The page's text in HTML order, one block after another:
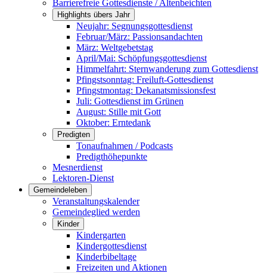
Barrierefreie Gottesdienste / Altenbeichten
Highlights übers Jahr
Neujahr: Segnungsgottesdienst
Februar/März: Passionsandachten
März: Weltgebetstag
April/Mai: Schöpfungsgottes­dienst
Himmelfahrt: Sternwanderung zum Gottesdienst
Pfingstsonntag: Freiluft-Gottesdienst
Pfingstmontag: Dekanatsmissionsfest
Juli: Gottesdienst im Grünen
August: Stille mit Gott
Oktober: Erntedank
Predigten
Tonaufnahmen / Podcasts
Predigthöhepunkte
Mesnerdienst
Lektoren-Dienst
Gemeindeleben
Veranstaltungskalender
Gemeindeglied werden
Kinder
Kindergarten
Kindergottesdienst
Kinderbibeltage
Freizeiten und Aktionen